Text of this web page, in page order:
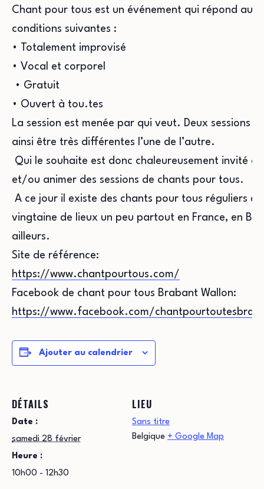
Chant pour tous est un événement qui répond aux
conditions suivantes :
• Totalement improvisé
• Vocal et corporel
• Gratuit
• Ouvert à tou.tes
La session est menée par qui veut. Deux sessions
ainsi être très différentes l’une de l’autre.
Qui le souhaite est donc chaleureusement invité à
et/ou animer des sessions de chants pour tous.
A ce jour il existe des chants pour tous réguliers
vingtaine de lieux un peu partout en France, en
ailleurs.
Site de référence:
https://www.chantpourtous.com/
Facebook de chant pour tous Brabant Wallon:
https://www.facebook.com/
Ajouter au calendrier
DÉTAILS
Date :
samedi 28 février
Heure :
10h00 - 12h30
LIEU
Sans titre
Belgique + Google Map